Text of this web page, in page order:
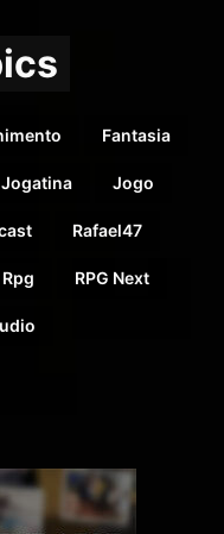
Rafael 47
);
por
e Elfo da Floresta
Fantasia
Jogatina Jogo
Rafael47
Rpg RPG Next